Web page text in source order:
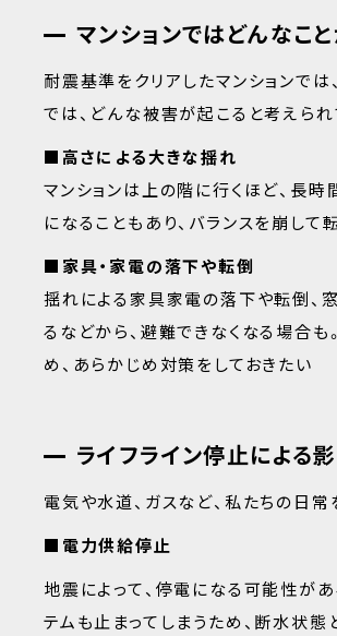
マンションではどんなこ
耐震基準をクリアしたマンションで
では、どんな被害が起こると考えられ
■高さによる大きな揺れ
マンションは上の階に行くほど、長
になることもあり、バランスを崩し
■家具・家電の落下や転倒
揺れによる家具家電の落下や転倒、
るなどから、避難できなくなる場合
め、あらかじめ対策をしておきたい
ライフライン停止による
電気や水道、ガスなど、私たちの日
■電力供給停止
地震によって、停電になる可能性が
テムも止まってしまうため、断水状態